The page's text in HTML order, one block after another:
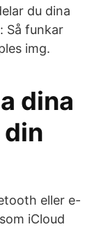
du dina
Så funkar
img.
dina
eller e-
iCloud